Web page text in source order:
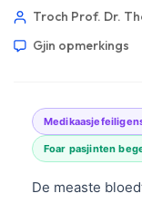
Troch Prof. Dr.
Gjin opmerkings
Foar pasjinten
De measte